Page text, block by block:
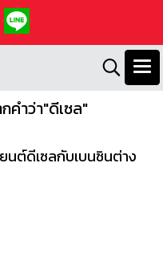
คำว่า"ดีเซล"
นต์ดีเซลกับเบนซินต่าง